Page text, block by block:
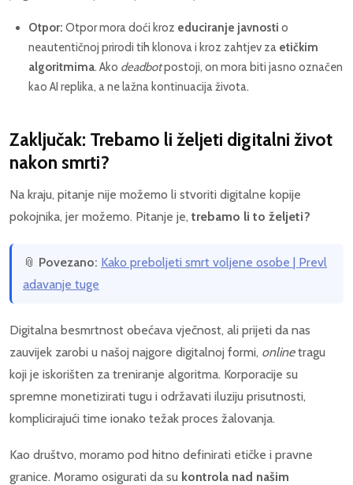
Otpor: Otpor mora doći kroz educiranje javnosti o
neautentičnoj prirodi tih klonova i kroz zahtjev za etičkim
algoritmima. Ako deadbotpostoji, on mora biti jasno označen
kao AI replika, a ne lažna kontinuacija života.
Zaključak: Trebamo li željeti digitalni život
nakon smrti?
Na kraju, pitanje nije možemo li stvoriti digitalne kopije
pokojnika, jer možemo. Pitanje je, trebamo li to željeti?
📎 Povezano: Kako preboljeti smrt voljene osobe | Prevl
adavanje tuge
Digitalna besmrtnost obećava vječnost, ali prijeti da nas
zauvijek zarobi u našoj najgore digitalnoj formi, onlinetragu
koji je iskorišten za treniranje algoritma. Korporacije su
spremne monetizirati tugu i održavati iluziju prisutnosti,
komplicirajući time ionako težak proces žalovanja.
Kao društvo, moramo pod hitno definirati etičke i pravne
granice. Moramo osigurati da su kontrola nad našim